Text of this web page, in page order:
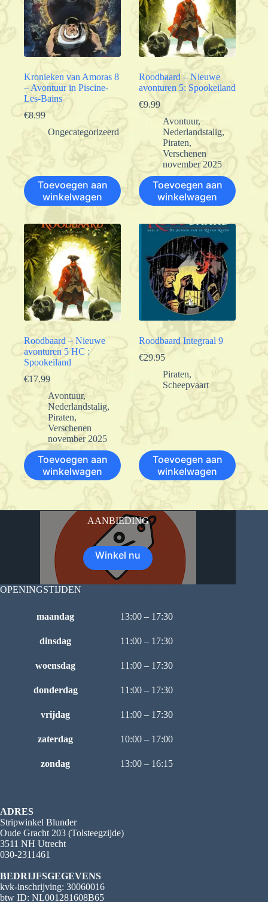
Kronieken van Amoras 8
– Avontuur in Piscine-
Les-Bains
€8.99
Ongecategorizeerd
Toevoegen aan
winkelwagen
Roodbaard – Nieuwe
avonturen 5: Spookeiland
€9.99
Avontuur,
Nederlandstalig,
Piraten,
Verschenen
november 2025
Toevoegen aan
winkelwagen
Roodbaard – Nieuwe
avonturen 5 HC :
Spookeiland
€17.99
Avontuur,
Nederlandstalig,
Piraten,
Verschenen
november 2025
Toevoegen aan
winkelwagen
Roodbaard Integraal 9
€29.95
Piraten,
Scheepvaart
Toevoegen aan
winkelwagen
AANBIEDING
Winkel nu
OPENINGSTIJDEN
maandag 13:00 – 17:30
dinsdag 11:00 – 17:30
woensdag 11:00 – 17:30
donderdag 11:00 – 17:30
vrijdag 11:00 – 17:30
zaterdag 10:00 – 17:00
zondag 13:00 – 16:15
ADRES
Stripwinkel Blunder
Oude Gracht 203 (Tolsteegzijde)
3511 NH Utrecht
030-2311461
BEDRIJFSGEGEVENS
kvk-inschrijving: 30060016
btw ID: NL001281608B65